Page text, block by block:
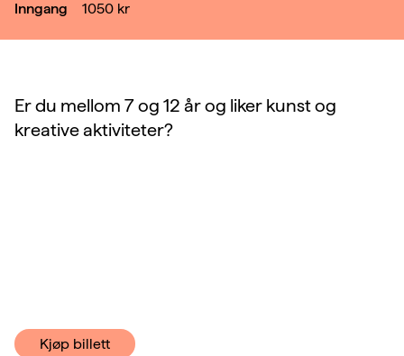
Inngang
1050 kr
Er du mellom 7 og 12 år og liker kunst og
kreative aktiviteter?
Kjøp billett